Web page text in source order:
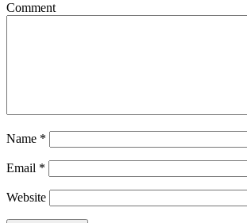
Comment
Name *
Email *
Website